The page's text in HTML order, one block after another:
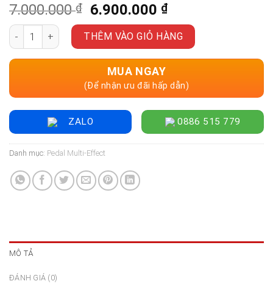
7.000.000₫
Giá
gốc
là:
7.000.000 ₫.
6.900.000 ₫Giá
hiện
tại
là:
Multi Effect Pedal Guitar Valeton GP-200JR số lượng
THÊM VÀO GIỎ HÀNG
MUA NGAY
(Để nhận ưu đãi hấp dẫn)
ZALO 0886 515 779
Danh mục: Pedal Multi-Effect
MÔ TẢ
ĐÁNH GIÁ (0)